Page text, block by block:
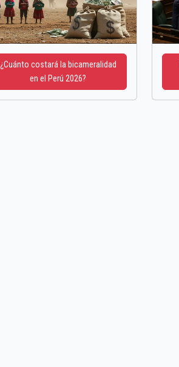
¿Cuánto costará la bicameralidad
en el Perú 2026?